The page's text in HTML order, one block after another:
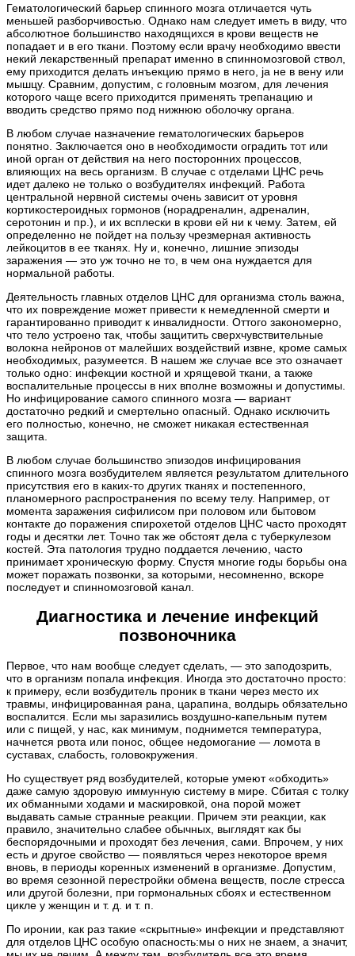
Гематологический барьер спинного мозга отличается чуть
меньшей разборчивостью. Однако нам следует иметь в виду, что
абсолютное большинство находящихся в крови веществ не
попадает и в его ткани. Поэтому если врачу необходимо ввести
некий лекарственный препарат именно в спинномозговой ствол,
ему приходится делать инъекцию прямо в него, ja не в вену или
мышцу. Сравним, допустим, с головным мозгом, для лечения
которого чаще всего приходится применять трепанацию и
вводить средство прямо под нижнюю оболочку органа.
В любом случае назначение гематологических барьеров
понятно. Заключается оно в необходимости оградить тот или
иной орган от действия на него посторонних процессов,
влияющих на весь организм. В случае с отделами ЦНС речь
идет далеко не только о возбудителях инфекций. Работа
центральной нервной системы очень зависит от уровня
кортикостероидных гормонов (норадреналин, адреналин,
серотонин и пр.), и их всплески в крови ей ни к чему. Затем, ей
определенно не пойдет на пользу чрезмерная активность
лейкоцитов в ее тканях. Ну и, конечно, лишние эпизоды
заражения — это уж точно не то, в чем она нуждается для
нормальной работы.
Деятельность главных отделов ЦНС для организма столь важна,
что их повреждение может привести к немедленной смерти и
гарантированно приводит к инвалидности. Оттого закономерно,
что тело устроено так, чтобы защитить сверхчувствительные
волокна нейронов от малейших воздействий извне, кроме самых
необходимых, разумеется. В нашем же случае все это означает
только одно: инфекции костной и хрящевой ткани, а также
воспалительные процессы в них вполне возможны и допустимы.
Но инфицирование самого спинного мозга — вариант
достаточно редкий и смертельно опасный. Однако исключить
его полностью, конечно, не сможет никакая естественная
защита.
В любом случае большинство эпизодов инфицирования
спинного мозга возбудителем является результатом длительного
присутствия его в каких-то других тканях и постепенного,
планомерного распространения по всему телу. Например, от
момента заражения сифилисом при половом или бытовом
контакте до поражения спирохетой отделов ЦНС часто проходят
годы и десятки лет. Точно так же обстоят дела с туберкулезом
костей. Эта патология трудно поддается лечению, часто
принимает хроническую форму. Спустя многие годы борьбы она
может поражать позвонки, за которыми, несомненно, вскоре
последует и спинномозговой канал.
Диагностика и лечение инфекций
позвоночника
Первое, что нам вообще следует сделать, — это заподозрить,
что в организм попала инфекция. Иногда это достаточно просто:
к примеру, если возбудитель проник в ткани через место их
травмы, инфицированная рана, царапина, волдырь обязательно
воспалится. Если мы заразились воздушно-капельным путем
или с пищей, у нас, как минимум, поднимется температура,
начнется рвота или понос, общее недомогание — ломота в
суставах, слабость, головокружения.
Но существует ряд возбудителей, которые умеют «обходить»
даже самую здоровую иммунную систему в мире. Сбитая с толку
их обманными ходами и маскировкой, она порой может
выдавать самые странные реакции. Причем эти реакции, как
правило, значительно слабее обычных, выглядят как бы
беспорядочными и проходят без лечения, сами. Впрочем, у них
есть и другое свойство — появляться через некоторое время
вновь, в периоды коренных изменений в организме. Допустим,
во время сезонной перестройки обмена веществ, после стресса
или другой болезни, при гормональных сбоях и естественном
цикле у женщин и т. д. и т. п.
По иронии, как раз такие «скрытные» инфекции и представляют
для отделов ЦНС особую опасность:мы о них не знаем, а значит,